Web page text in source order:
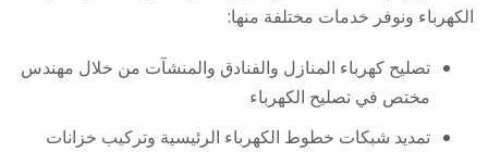
الكهرباء ونوفر خدمات مختلفة منها:
تصليح كهرباء المنازل والفنادق والمنشآت من خلال مهندس
مختص في تصليح الكهرباء
تمديد شبكات خطوط الكهرباء الرئيسية وتركيب خزانات